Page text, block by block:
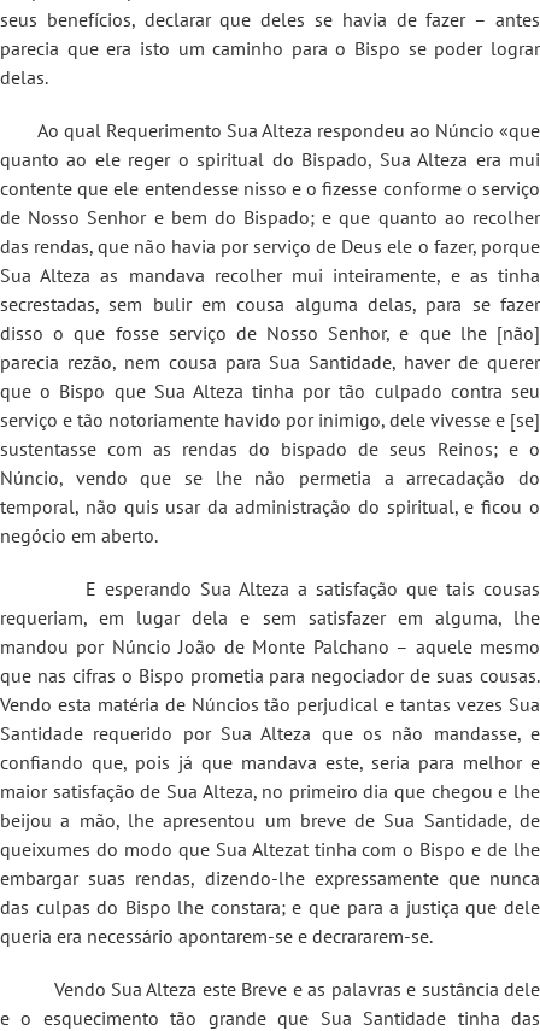
seus benefícios, declarar que deles se havia de fazer – antes
parecia que era isto um caminho para o Bispo se poder lograr
delas.
Ao qual Requerimento Sua Alteza respondeu ao Núncio «que
quanto ao ele reger o spiritual do Bispado, Sua Alteza era mui
contente que ele entendesse nisso e o fizesse conforme o serviço
de Nosso Senhor e bem do Bispado; e que quanto ao recolher
das rendas, que não havia por serviço de Deus ele o fazer, porque
Sua Alteza as mandava recolher mui inteiramente, e as tinha
secrestadas, sem bulir em cousa alguma delas, para se fazer
disso o que fosse serviço de Nosso Senhor, e que lhe [não]
parecia rezão, nem cousa para Sua Santidade, haver de querer
que o Bispo que Sua Alteza tinha por tão culpado contra seu
serviço e tão notoriamente havido por inimigo, dele vivesse e [se]
sustentasse com as rendas do bispado de seus Reinos; e o
Núncio, vendo que se lhe não permetia a arrecadação do
temporal, não quis usar da administração do spiritual, e ficou o
negócio em aberto.
E esperando Sua Alteza a satisfação que tais cousas
requeriam, em lugar dela e sem satisfazer em alguma, lhe
mandou por Núncio João de Monte Palchano – aquele mesmo
que nas cifras o Bispo prometia para negociador de suas cousas.
Vendo esta matéria de Núncios tão perjudical e tantas vezes Sua
Santidade requerido por Sua Alteza que os não mandasse, e
confiando que, pois já que mandava este, seria para melhor e
maior satisfação de Sua Alteza, no primeiro dia que chegou e lhe
beijou a mão, lhe apresentou um breve de Sua Santidade, de
queixumes do modo que Sua Altezat tinha com o Bispo e de lhe
embargar suas rendas, dizendo-lhe expressamente que nunca
das culpas do Bispo lhe constara; e que para a justiça que dele
queria era necessário apontarem-se e decrararem-se.
Vendo Sua Alteza este Breve e as palavras e sustância dele
e o esquecimento tão grande que Sua Santidade tinha das